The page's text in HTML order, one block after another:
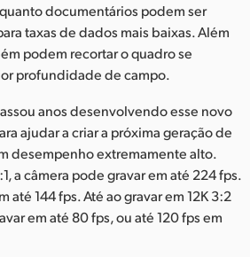
documentários podem ser
taxas de dados mais baixas. Além
podem recortar o quadro se
profundidade de campo.
anos desenvolvendo esse novo
ajudar a criar a próxima geração de
desempenho extremamente alto.
a câmera pode gravar em até 224 fps.
até 144 fps. Até ao gravar em 12K 3:2
em até 80 fps, ou até 120 fps em